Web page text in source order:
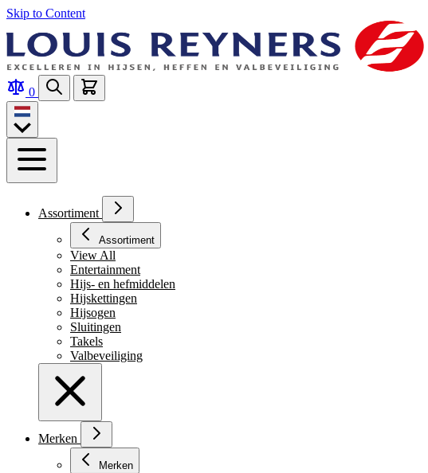
Skip to Content
0
Assortiment
Assortiment
View All
Entertainment
Hijs- en hefmiddelen
Hijskettingen
Hijsogen
Sluitingen
Takels
Valbeveiliging
Merken
Merken